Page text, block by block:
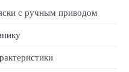
с ручным приводом